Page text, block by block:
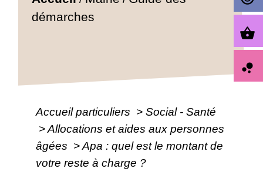
démarches
Accueil particuliers > Social - Santé
>Allocations et aides aux personnes
âgées >Apa : quel est le montant de
votre reste à charge ?
shopping_basket
bubble_chart